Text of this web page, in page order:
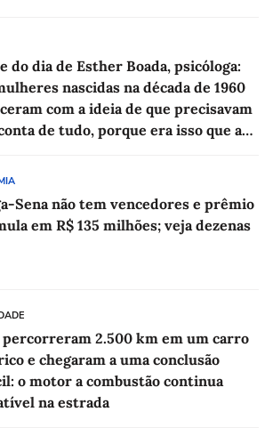
do dia de Esther Boada, psicóloga:
nascidas na década de 1960
com a ideia de que precisavam
de tudo, porque era isso que a
Sena não tem vencedores e prêmio
em R$ 135 milhões; veja dezenas
percorreram 2.500 km em um carro
e chegaram a uma conclusão
o motor a combustão continua
na estrada